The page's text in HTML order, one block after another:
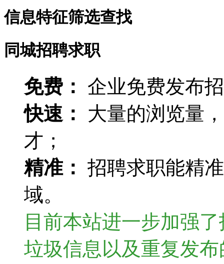
信息特征筛选查找
同城招聘求职
免费：
企业免费发布
快速：
大量的浏览量
才；
精准： 招聘求职能精
域。
目前本站进一步加强
垃圾信息以及重复发